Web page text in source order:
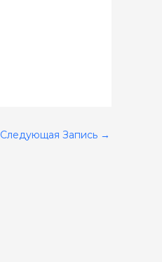
Следующая Запись →